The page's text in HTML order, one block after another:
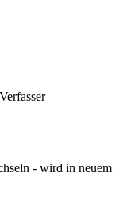
- wird in neuem